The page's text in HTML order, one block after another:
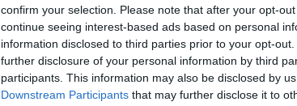
confirm your selection. Please note that after your opt-
continue seeing interest-based ads based on personal
information disclosed to third parties prior to your opt-
further disclosure of your personal information by third
participants. This information may also be disclosed by
Downstream Participants that may further disclose it to
View this post on Instagram